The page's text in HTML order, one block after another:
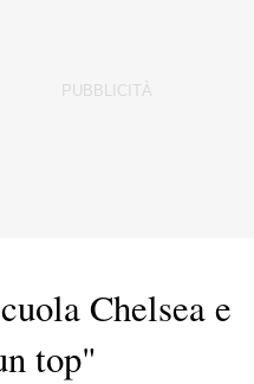
Chelsea e
top"